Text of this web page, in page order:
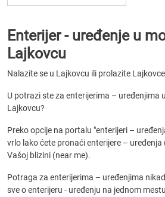
Enterijer - uređenje u
Lajkovcu
Nalazite se u Lajkovcu ili prolazite
U potrazi ste za enterijerima – uređenjima
Lajkovcu?
Preko opcije na portalu "enterijeri –
vrlo lako ćete pronaći enterijere – uređenja
Vašoj blizini (near me).
Potraga za enterijerima – uređenjima
sve o enterijeru - uređenju na jednom